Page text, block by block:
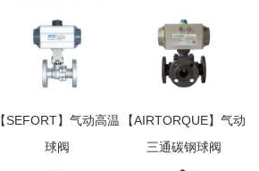
【SEFORT】气动高温
球阀
【AIRTORQUE】气动
三通碳钢球阀